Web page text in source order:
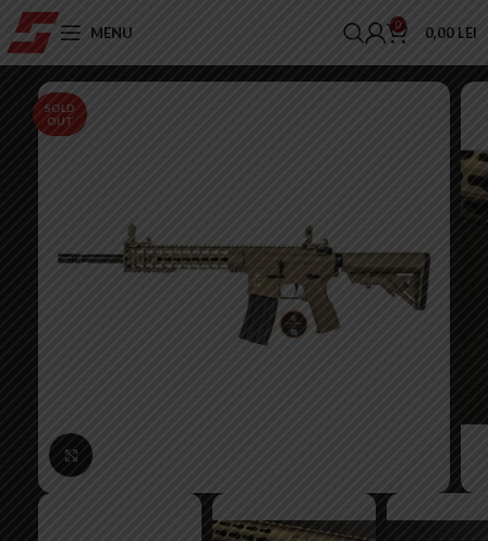
MENU 0 0,00 LEI
SOLD
OUT